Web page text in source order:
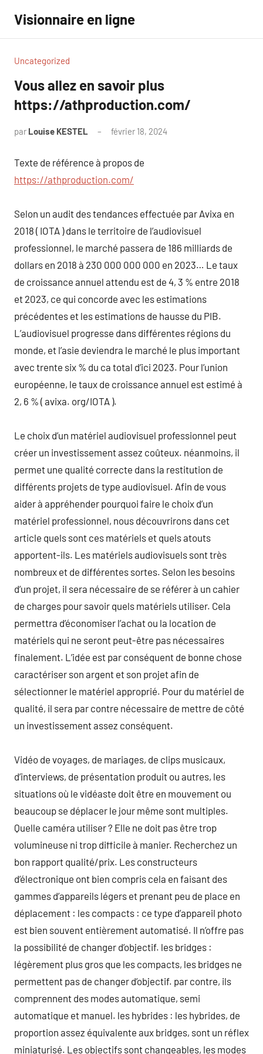
contenu
Visionnaire en ligne
Uncategorized
Vous allez en savoir plus
https://athproduction.com/
par Louise KESTEL février 18, 2024
Texte de référence à propos de
https://athproduction.com/
Selon un audit des tendances effectuée par Avixa en
2018 ( IOTA ) dans le territoire de l’audiovisuel
professionnel, le marché passera de 186 milliards de
dollars en 2018 à 230 000 000 000 en 2023… Le taux
de croissance annuel attendu est de 4, 3 % entre 2018
et 2023, ce qui concorde avec les estimations
précédentes et les estimations de hausse du PIB.
L’audiovisuel progresse dans différentes régions du
monde, et l’asie deviendra le marché le plus important
avec trente six % du ca total d’ici 2023. Pour l’union
européenne, le taux de croissance annuel est estimé à
2, 6 % ( avixa. org/IOTA ).
Le choix d’un matériel audiovisuel professionnel peut
créer un investissement assez coûteux. néanmoins, il
permet une qualité correcte dans la restitution de
différents projets de type audiovisuel. Afin de vous
aider à appréhender pourquoi faire le choix d’un
matériel professionnel, nous découvrirons dans cet
article quels sont ces matériels et quels atouts
apportent-ils. Les matériels audiovisuels sont très
nombreux et de différentes sortes. Selon les besoins
d’un projet, il sera nécessaire de se référer à un cahier
de charges pour savoir quels matériels utiliser. Cela
permettra d’économiser l’achat ou la location de
matériels qui ne seront peut-être pas nécessaires
finalement. L’idée est par conséquent de bonne chose
caractériser son argent et son projet afin de
sélectionner le matériel approprié. Pour du matériel de
qualité, il sera par contre nécessaire de mettre de côté
un investissement assez conséquent.
Vidéo de voyages, de mariages, de clips musicaux,
d’interviews, de présentation produit ou autres, les
situations où le vidéaste doit être en mouvement ou
beaucoup se déplacer le jour même sont multiples.
Quelle caméra utiliser ? Elle ne doit pas être trop
volumineuse ni trop difficile à manier. Recherchez un
bon rapport qualité/prix. Les constructeurs
d’électronique ont bien compris cela en faisant des
gammes d’appareils légers et prenant peu de place en
déplacement : les compacts : ce type d’appareil photo
est bien souvent entièrement automatisé. Il n’offre pas
la possibilité de changer d’objectif. les bridges :
légèrement plus gros que les compacts, les bridges ne
permettent pas de changer d’objectif. par contre, ils
comprennent des modes automatique, semi
automatique et manuel. les hybrides : les hybrides, de
proportion assez équivalente aux bridges, sont un réflex
miniaturisé. Les objectifs sont changeables, les modes